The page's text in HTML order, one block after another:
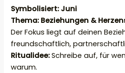
Symbolisiert: Juni
Thema: Beziehungen &
Der Fokus liegt auf deinen
freundschaftlich,
Ritualidee:Schreibe auf, für
warum.